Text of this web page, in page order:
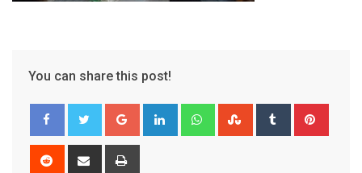
You can share this post!
Google+ LinkedIn WhatsappStumbleUpon
Tumblr
Reddit
Share